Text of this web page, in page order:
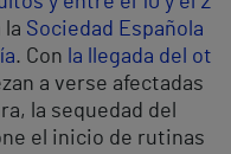
la Sociedad Española
. Con la llegada del ot
a verse afectadas
la sequedad del
el inicio de rutinas